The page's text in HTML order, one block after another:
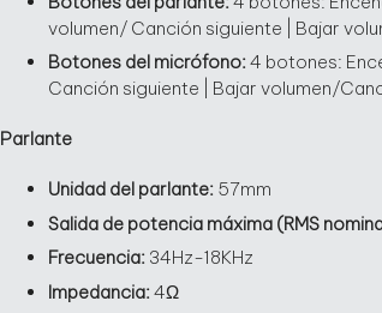
volumen/ Canción siguiente | Bajar
Botones del micrófono:4 botones:
Canción siguiente | Bajar volumen/
Parlante
Unidad del parlante: 57mm
Salida de potencia máxima (RMS
Frecuencia: 34Hz-18KHz
Impedancia:4Ω